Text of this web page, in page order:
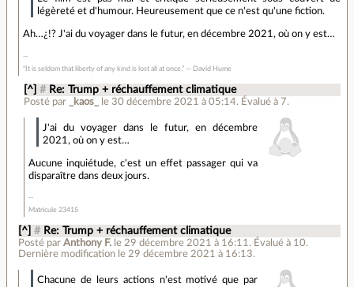
légèreté et d'humour. Heureusement que ce n'est qu'une fiction.
Ah…¿!? J'ai du voyager dans le futur, en décembre 2021, où on y est…
“It is seldom that liberty of any kind is lost all at once.” ― David Hume
[^] # Re: Trump + réchauffement climatique
Posté par _kaos_ le 30 décembre 2021 à 05:14. Évalué à 7.
J'ai du voyager dans le futur, en décembre
2021, où on y est…
Aucune inquiétude, c'est un effet passager qui va
disparaître dans deux jours.
Matricule 23415
[^] # Re: Trump + réchauffement climatique
Posté parAnthony F. le 29 décembre 2021 à 16:11. Évalué à 10.
Dernière modification le 29 décembre 2021 à 16:13.
Chacune de leurs actions n'est motivé que par